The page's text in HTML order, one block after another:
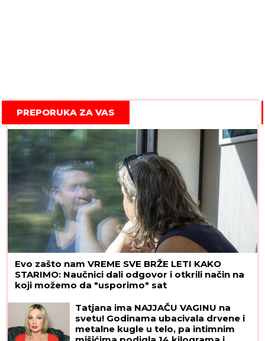
PREPORUKA ZA VAS
Evo zašto nam VREME SVE BRŽE LETI KAKO
STARIMO: Naučnici dali odgovor i otkrili način na
koji možemo da "usporimo" sat
OŽENIO SE DEJAN STANKOVIĆ
KRALJ!Doktorka otkrila kako se
oseća nakon venčanja: "Zaljubljena
sam", tu su njegovi roditelji i sestra